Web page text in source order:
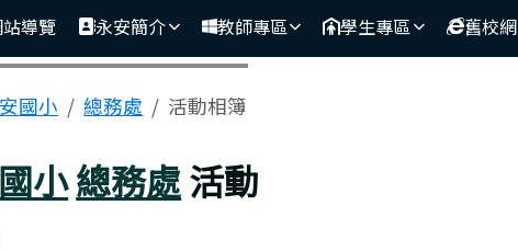
導覽 永安簡介 教師專區 學生專區 舊校網
區域
國小 總務處 活動相簿
小總務處活動